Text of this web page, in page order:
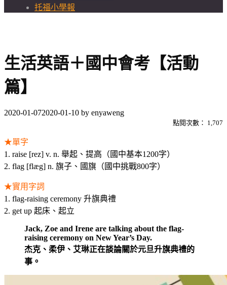
托福小學報
生活英語＋國中會考【活動
篇】
2020-01-072020-01-10 by enyaweng
點閱次數： 1,707
★單字
1. raise [rez] v. n. 舉起、提高（國中基本1200字）
2. flag [flæg] n. 旗子、國旗（國中挑戰800字）
★實用字詞
1. flag-raising ceremony 升旗典禮
2. get up 起床、起立
Jack, Zoe and Irene are talking about the flag-
raising ceremony on New Year’s Day.
杰克、柔伊、艾琳正在談論關於元旦升旗典禮的
事。